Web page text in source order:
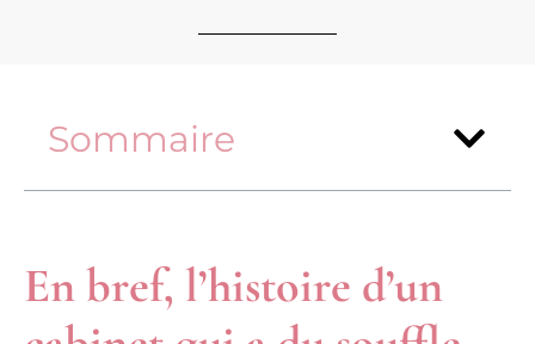
Sommaire
En bref, l’histoire d’un